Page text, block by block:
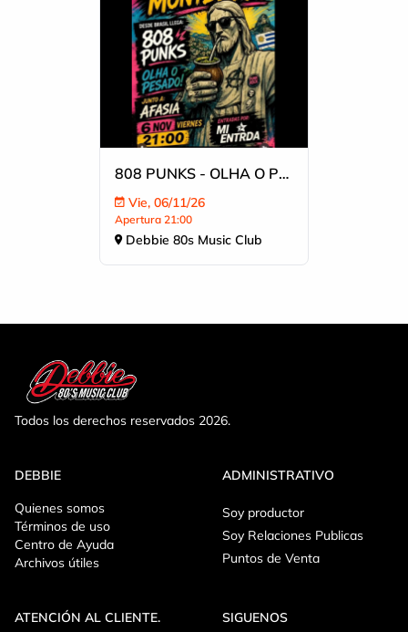
808 PUNKS - OLHA O PESADO - AFASIA
Vie, 06/11/26
Apertura 21:00
Debbie 80s Music Club
Todos los derechos reservados 2026.
DEBBIE
Quienes somos
Términos de uso
Centro de Ayuda
Archivos útiles
ADMINISTRATIVO
Soy productor
Soy Relaciones Publicas
Puntos de Venta
ATENCIÓN AL CLIENTE. SIGUENOS